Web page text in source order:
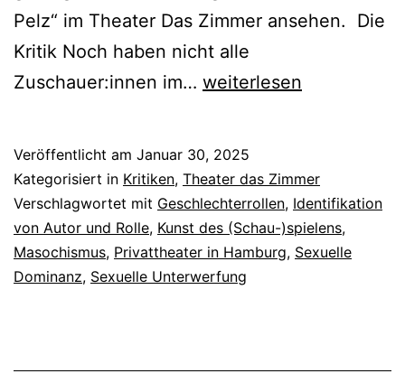
Pelz“ im Theater Das Zimmer ansehen. Die
Kritik Noch haben nicht alle
Zuschauer:innen im… Venus
weiterlesen
Veröffentlicht am Januar 30, 2025
Kategorisiert in Kritiken, Theater das Zimmer
Verschlagwortet mit Geschlechterrollen, Identifikation
von Autor und Rolle, Kunst des (Schau-)spielens,
Masochismus, Privattheater in Hamburg, Sexuelle
Dominanz, Sexuelle Unterwerfung